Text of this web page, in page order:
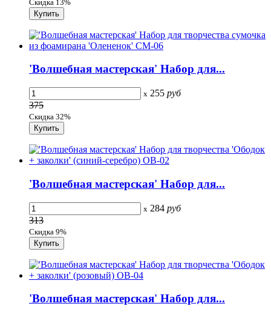
Скидка 13%
'Волшебная мастерская' Набор для...
x 255 руб
375
Скидка 32%
'Волшебная мастерская' Набор для...
x 284 руб
313
Скидка 9%
'Волшебная мастерская' Набор для...